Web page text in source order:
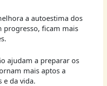
a autoestima dos
progresso, ficam mais
ajudam a preparar os
mais aptos a
e da vida.